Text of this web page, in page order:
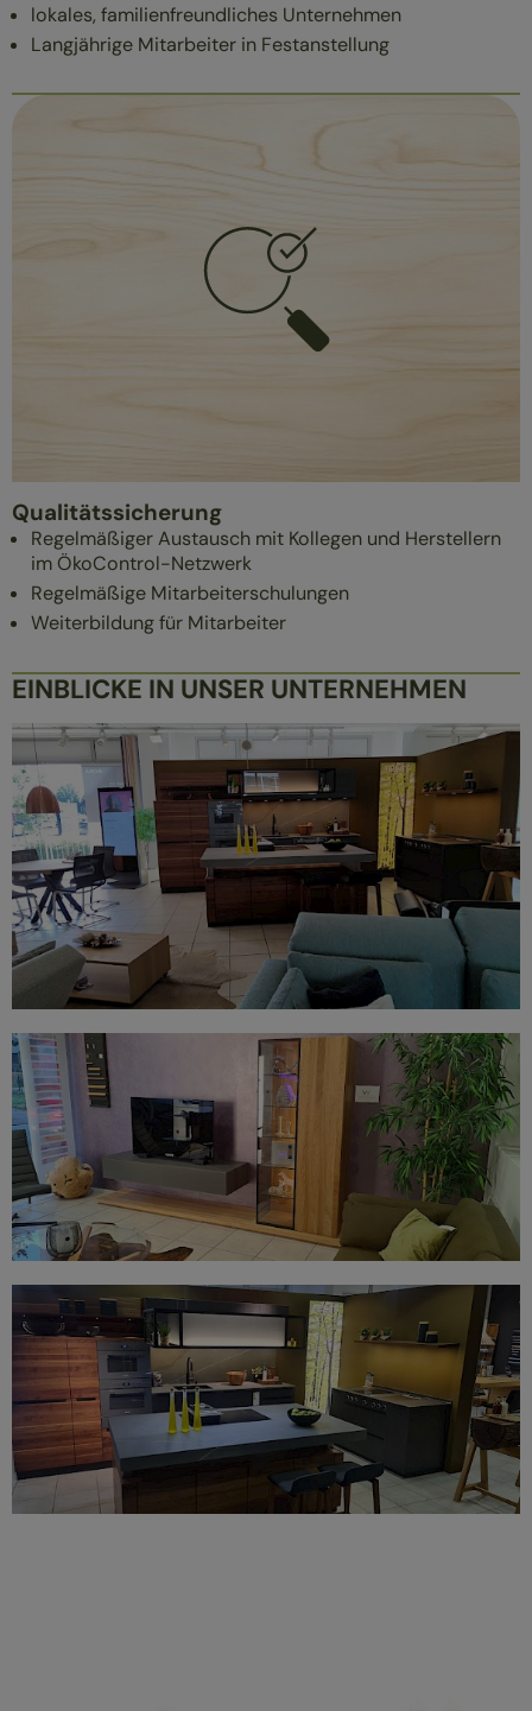
lokales, familienfreundliches Unternehmen
Langjährige Mitarbeiter in Festanstellung
Qualitätssicherung
Regelmäßiger Austausch mit Kollegen und Herstellern
im ÖkoControl-Netzwerk
Regelmäßige Mitarbeiterschulungen
Weiterbildung für Mitarbeiter
EINBLICKE IN UNSER UNTERNEHMEN